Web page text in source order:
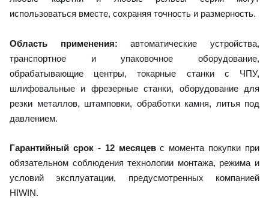
использоваться вместе, сохраняя точность и размерность.
Область применения: автоматические устройства,
транспортное и упаковочное оборудование,
обрабатывающие центры, токарные станки с ЧПУ,
шлифовальные и фрезерные станки, оборудование для
резки металлов, штамповки, обработки камня, литья под
давлением.
Гарантийный срок - 12 месяцевс момента покупки при
обязательном соблюдения технологии монтажа, режима и
условий эксплуатации, предусмотренных компанией
HIWIN.